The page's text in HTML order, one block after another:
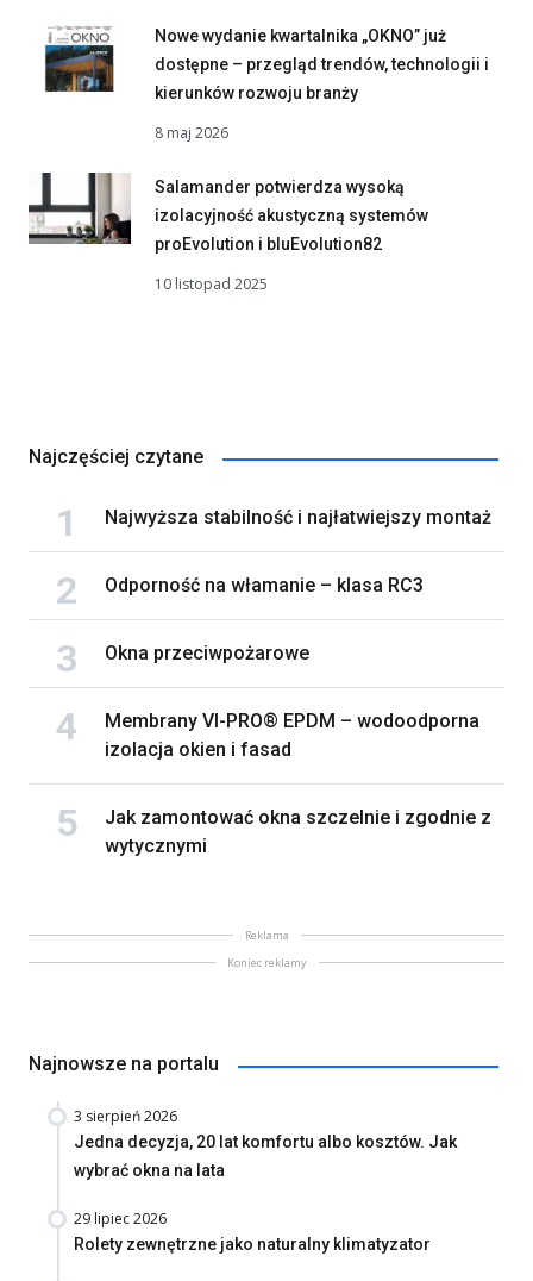
Nowe wydanie kwartalnika „OKNO” już
dostępne – przegląd trendów, technologii i
kierunków rozwoju branży
8 maj 2026
Salamander potwierdza wysoką
izolacyjność akustyczną systemów
proEvolution i bluEvolution82
10 listopad 2025
Najczęściej czytane
Najwyższa stabilność i najłatwiejszy montaż
Odporność na włamanie – klasa RC3
Okna przeciwpożarowe
Membrany VI-PRO® EPDM – wodoodporna
izolacja okien i fasad
Jak zamontować okna szczelnie i zgodnie z
wytycznymi
Reklama
Koniec reklamy
Najnowsze na portalu
3 sierpień 2026
Jedna decyzja, 20 lat komfortu albo kosztów. Jak
wybrać okna na lata
29 lipiec 2026
Rolety zewnętrzne jako naturalny klimatyzator